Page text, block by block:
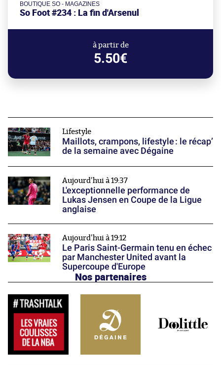
BOUTIQUE SO - MAGAZINES
So Foot #234 : La fin d'Arsenul
à partir de
5.50€
Lifestyle
Maillots, crampons, lifestyle : le récap’
de la semaine avec Dégaine
Aujourd'hui à 19:37
L'exceptionnelle performance de
Lukas Jensen en Coupe de la Ligue
anglaise
Aujourd'hui à 19:12
Le Paris Saint-Germain tenu en échec
par Manchester United avant la
Supercoupe d'Europe
Nos partenaires